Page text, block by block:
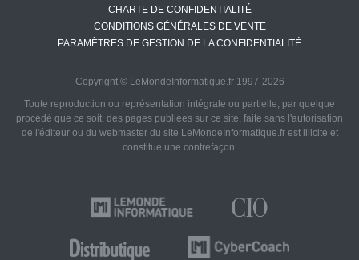
CHARTE DE CONFIDENTIALITÉ
CONDITIONS GÉNÉRALES DE VENTE
PARAMÈTRES DE GESTION DE LA CONFIDENTIALITÉ
Copyright © LeMondeInformatique.fr 1997-2026
Toute reproduction ou représentation intégrale ou partielle, par quelque
procédé que ce soit, des pages publiées sur ce site, faite sans l'autorisation
de l'éditeur ou du webmaster du site LeMondeInformatique.fr est illicite et
constitue une contrefaçon.